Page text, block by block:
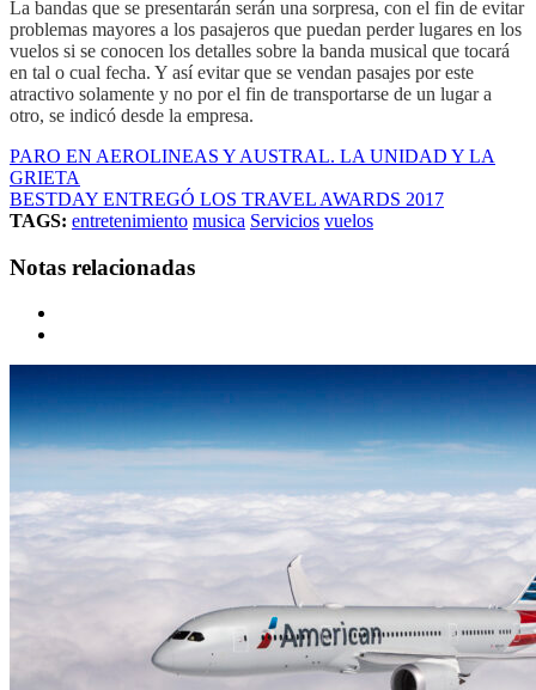
La bandas que se presentarán serán una sorpresa, con el fin de evitar
problemas mayores a los pasajeros que puedan perder lugares en los
vuelos si se conocen los detalles sobre la banda musical que tocará
en tal o cual fecha. Y así evitar que se vendan pasajes por este
atractivo solamente y no por el fin de transportarse de un lugar a
otro, se indicó desde la empresa.
PARO EN AEROLINEAS Y AUSTRAL. LA UNIDAD Y LA
GRIETA
BESTDAY ENTREGÓ LOS TRAVEL AWARDS 2017
TAGS: entretenimiento musica Servicios vuelos
Notas relacionadas